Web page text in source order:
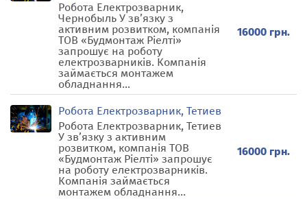
Робота Електрозварник,
Чернобыль У зв’язку з
активним розвитком, компанія
ТОВ «Будмонтаж Ріелті»
запрошує на роботу
електрозварників. Компанія
займається монтажем
обладнання...
16000 грн.
Робота Електрозварник, Тетиев
Робота Електрозварник, Тетиев
У зв’язку з активним
розвитком, компанія ТОВ
«Будмонтаж Ріелті» запрошує
на роботу електрозварників.
Компанія займається
монтажем обладнання...
16000 грн.